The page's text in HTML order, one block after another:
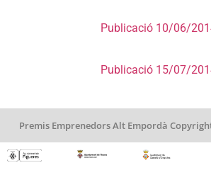
Publicació 10/06/
Publicació 15/07/
Premis Emprenedors Alt Empordà